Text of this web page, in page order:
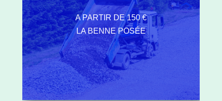
A PARTIR DE 150 €
LA BENNE POSÉE